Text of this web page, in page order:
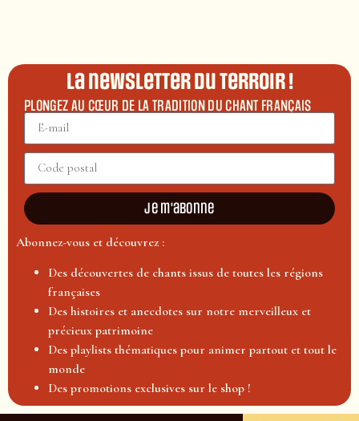
La newsletter du terroir !
PLONGEZ AU CŒUR DE LA TRADITION DU CHANT FRANÇAIS
Je m'abonne
Abonnez-vous et découvrez :
Des découvertes de chants issus de toutes les régions
françaises
Des histoires et anecdotes sur notre merveilleux et
précieux patrimoine
Des playlists thématiques pour animer partout et tout le
monde
Des promotions exclusives sur le shop !